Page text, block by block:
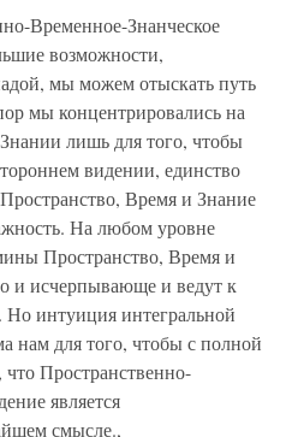
Временное-Знанческое
возможности,
мы можем отыскать путь
мы концентрировались на
лишь для того, чтобы
видении, единство
Время и Знание
На любом уровне
Пространство, Время и
и исчерпывающе и ведут к
интуиция интегральной
нам для того, чтобы с полной
Пространственно-
является
смысле.,